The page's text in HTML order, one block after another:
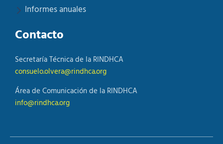
Informes anuales
Contacto
Secretaría Técnica de la RINDHCA
consuelo.olvera@rindhca.org
Área de Comunicación de la RINDHCA
info@rindhca.org